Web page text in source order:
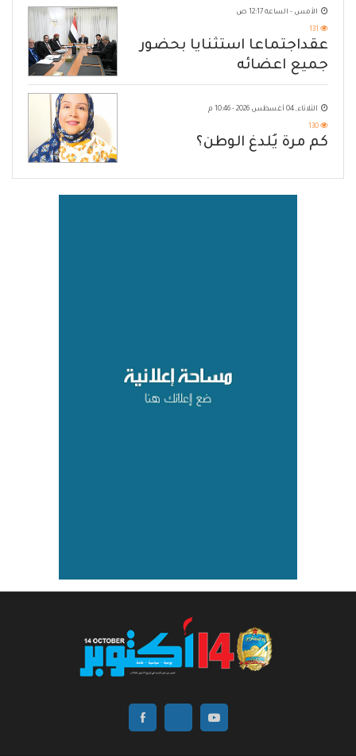
الأمس - الساعة 12:17 ص
131
عقداجتماعا استثنايا بحضور
جميع اعضائه
الثلاثاء, 04 أغسطس 2026 - 10:46 م
130
كم مرة يُلدغ الوطن؟